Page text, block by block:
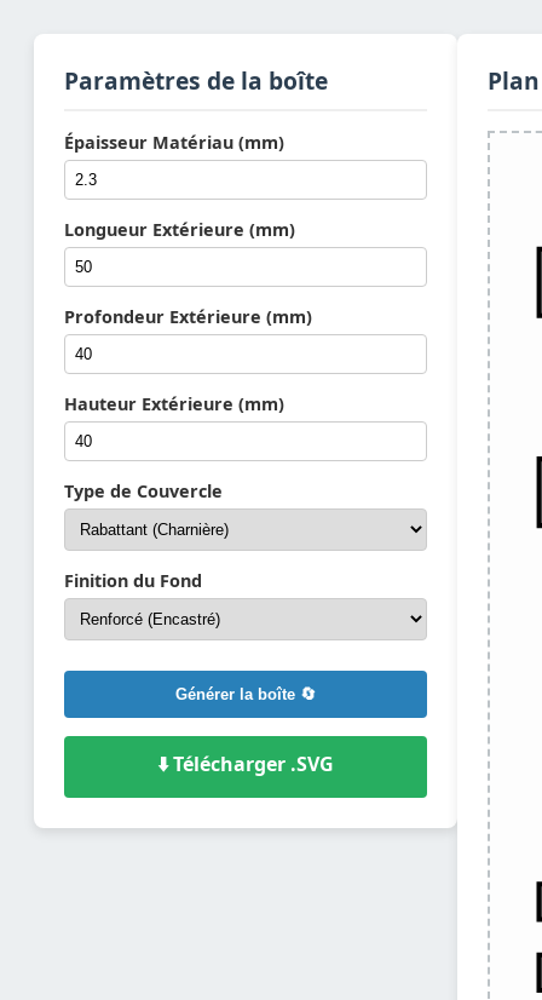
Paramètres de la boîte
Épaisseur Matériau (mm)
Longueur Extérieure (mm)
Profondeur Extérieure (mm)
Hauteur Extérieure (mm)
Type de Couvercle
Finition du Fond
Générer la boîte 🔄
⬇️ Télécharger .SVG